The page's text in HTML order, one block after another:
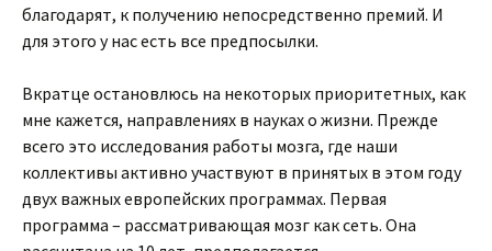
благодарят, к получению непосредственно премий. И
для этого у нас есть все предпосылки.
Вкратце остановлюсь на некоторых приоритетных, как
мне кажется, направлениях в науках о жизни. Прежде
всего это исследования работы мозга, где наши
коллективы активно участвуют в принятых в этом году
двух важных европейских программах. Первая
программа – рассматривающая мозг как сеть. Она